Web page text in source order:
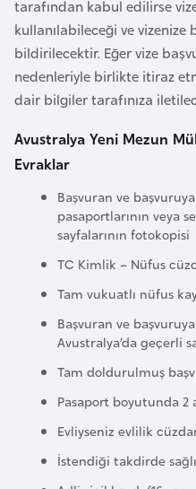
tarafından kabul edilirse
kullanılabileceği ve vizenize
bildirilecektir. Eğer vize
nedenleriyle birlikte itiraz
dair bilgiler tarafınıza
Avustralya Yeni Mezun
Evraklar
Başvuran ve
pasaportlarının veya
sayfalarının fotokopisi
TC Kimlik – Nüfus
Tam vukuatlı nüfus
Başvuran ve
Avustralya’da geçerli
Tam doldurulmuş
Pasaport boyutunda
Evliyseniz evlilik
İstendiği takdirde
K
o
n
g
o
u